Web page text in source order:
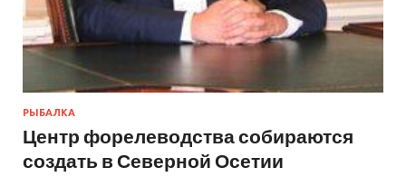
РЫБАЛКА
Центр форелеводства собираются
создать в Северной Осетии